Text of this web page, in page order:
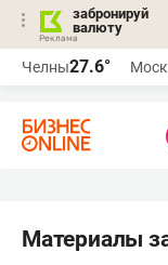
забронируй
валюту
Челны27.6°
Материалы